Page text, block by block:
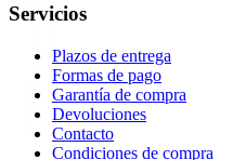
Servicios
Plazos de entrega
Formas de pago
Garantía de compra
Devoluciones
Contacto
Condiciones de compra